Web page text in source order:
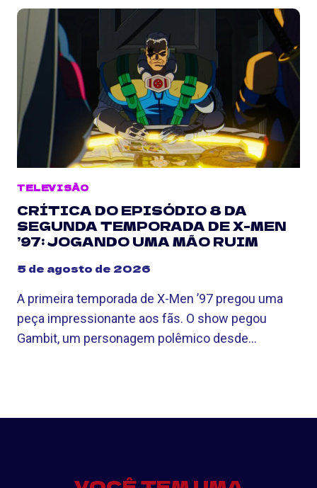
TELEVISÃO
CRÍTICA DO EPISÓDIO 8 DA
SEGUNDA TEMPORADA DE X-MEN
’97: JOGANDO UMA MÃO RUIM
5 de agosto de 2026
A primeira temporada de X-Men ’97 pregou uma
peça impressionante aos fãs. O show pegou
Gambit, um personagem polêmico desde…